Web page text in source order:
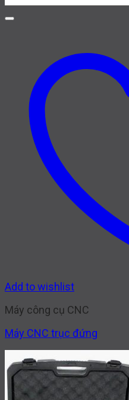
Add to wishlist
Máy công cụ CNC
Máy CNC trục đứng